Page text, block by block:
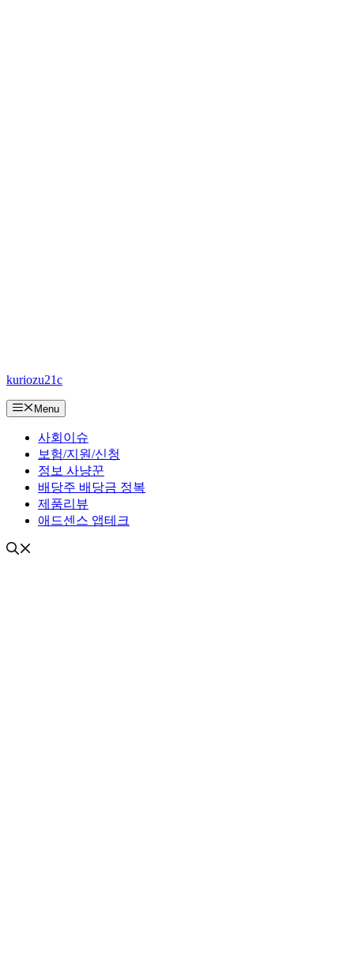
텐
츠
로
kuriozu21c
Menu
사회이슈
보험/지원/신청
정보 사냥꾼
배당주 배당금 정복
제품리뷰
애드센스 앱테크